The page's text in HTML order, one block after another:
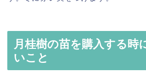
月桂樹の苗を購入する時
いこと